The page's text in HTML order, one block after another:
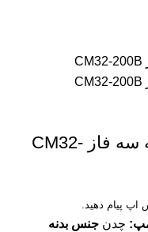
پمپ آب پنتاکس تک پروانه سه فاز CM32-
اپ پیام دهید.
: چدن جنس بدنه